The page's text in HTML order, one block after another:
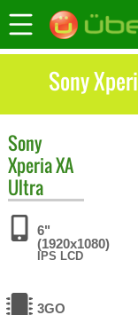
Sony
Sony
Xperia XA
Ultra
6"
(1920x1080)
IPS LCD
3GO